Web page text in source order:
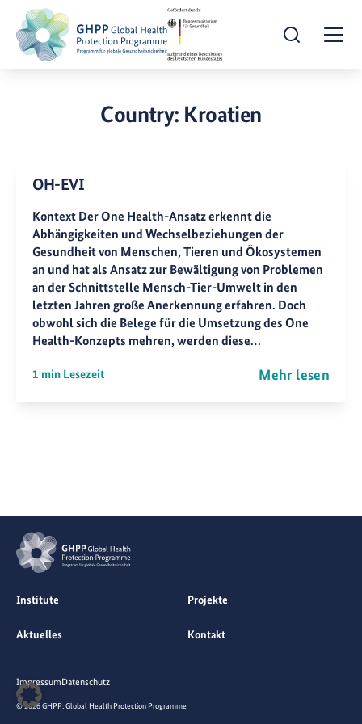
Suche öffnen
Country: Kroatien
OH-EVI
Kontext Der One Health-Ansatz erkennt die
Abhängigkeiten und Wechselbeziehungen der
Gesundheit von Menschen, Tieren und Ökosystemen
an und hat als Ansatz zur Bewältigung von Problemen
an der Schnittstelle Mensch-Tier-Umwelt in den
letzten Jahren große Anerkennung erfahren. Doch
obwohl sich die Belege für die Umsetzung des One
Health-Konzepts mehren, werden diese…
1 min Lesezeit Mehr lesen
Institute Projekte
Aktuelles Kontakt
© 2026 GHPP: Global Health Protection Programme
ImpressumDatenschutz